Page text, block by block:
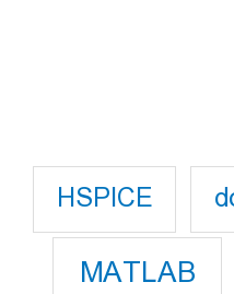
HSPICE
MATLAB